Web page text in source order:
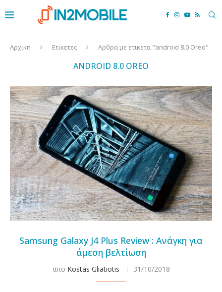
Αρχικη Ετικετες Αρθρα με ετικετα "android 8.0 Oreo"
ANDROID 8.0 OREO
Samsung Galaxy J4 Plus Review : Ανάγκη για
άμεση βελτίωση
απο Kostas Gliatiotis 31/10/2018